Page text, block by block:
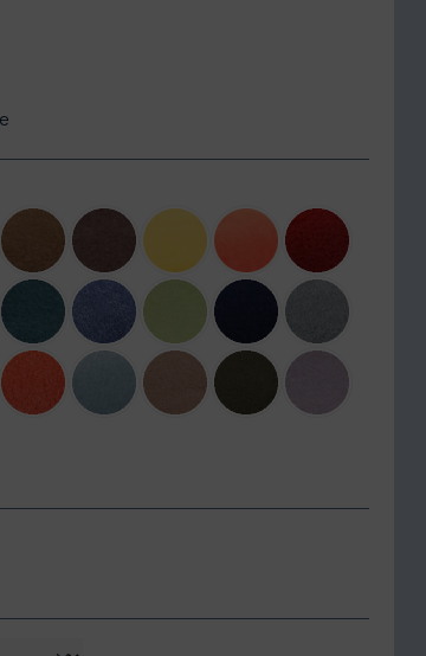
815 sahara880 dark brown
160 curry 235 coral 290 rust
795 dark ocean
540 indigo650 green595 dark marina935 titanium
pink
265 papaya520 azur 840 smoke690 bottle green
435 misty